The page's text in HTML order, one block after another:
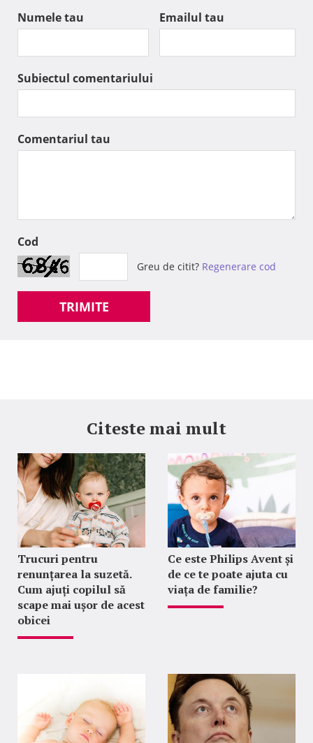
Numele tau Emailul tau
Subiectul comentariului
Comentariul tau
Cod
Greu de citit? Regenerare cod
TRIMITE
Citeste mai mult
Trucuri pentru
renunțarea la suzetă.
Cum ajuți copilul să
scape mai ușor de acest
obicei
Ce este Philips Avent și
de ce te poate ajuta cu
viața de familie?